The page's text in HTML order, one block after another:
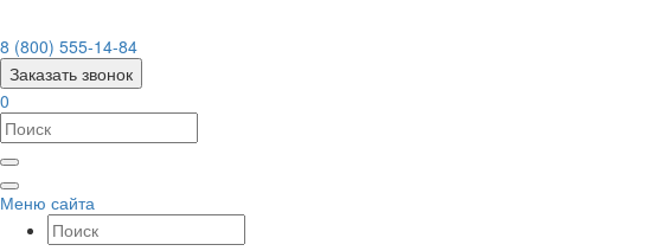
8 (800) 555-14-84
Заказать звонок
0
Меню сайта